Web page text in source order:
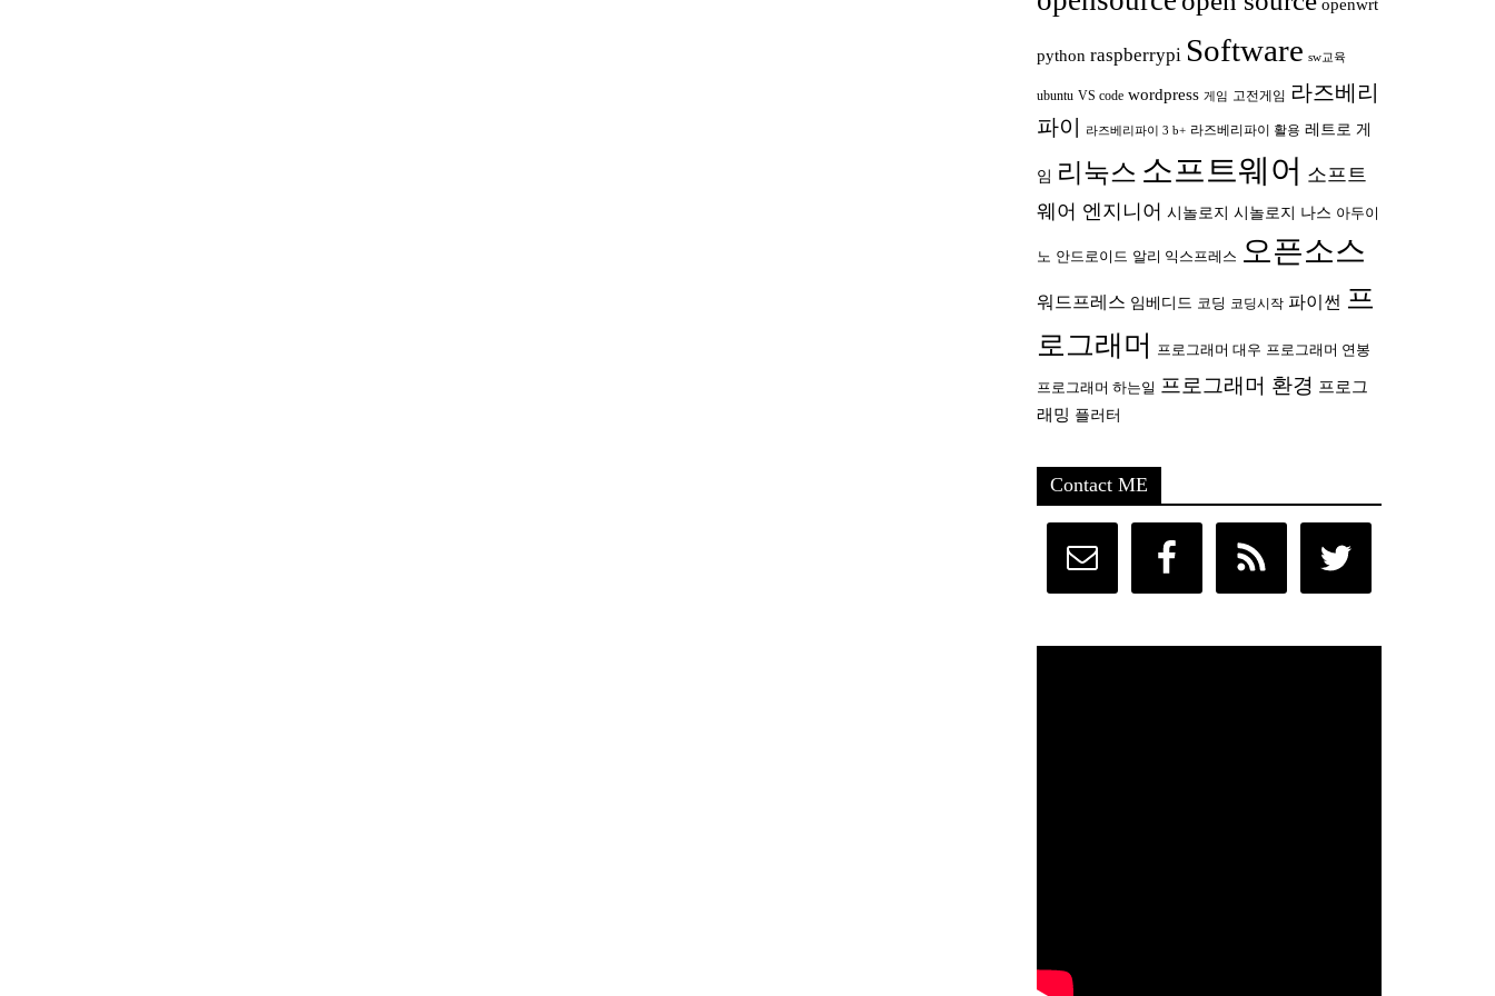
openwrt
python raspberrypi Software sw교육
ubuntu VS code wordpress 게임 고전게임
라즈베리
파이
라즈베리파이 3 b+ 라즈베리파이 활용 레트로 게
임 리눅스 소프트웨어 소프트
웨어 엔지니어 시놀로지 시놀로지 나스 아두이
노 안드로이드 알리 익스프레스 오픈소스
워드프레스 임베디드 코딩 코딩시작 파이썬 프
로그래머
프로그래머 대우 프로그래머 연봉
프로그래머 하는일 프로그래머 환경 프로그
래밍 플러터
Contact ME